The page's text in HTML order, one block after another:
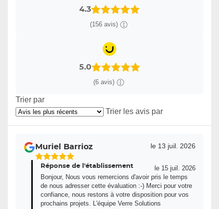
4.3
(156 avis)
5.0
(6 avis)
Trier par
Trier les avis par
Muriel Barrioz
5
Étoiles
Sur
le 13 juil. 2026
Réponse de l'établissement
le 15 juil. 2026
Bonjour, Nous vous remercions d'avoir pris le temps
de nous adresser cette évaluation :-) Merci pour votre
confiance, nous restons à votre disposition pour vos
prochains projets. L'équipe Verre Solutions